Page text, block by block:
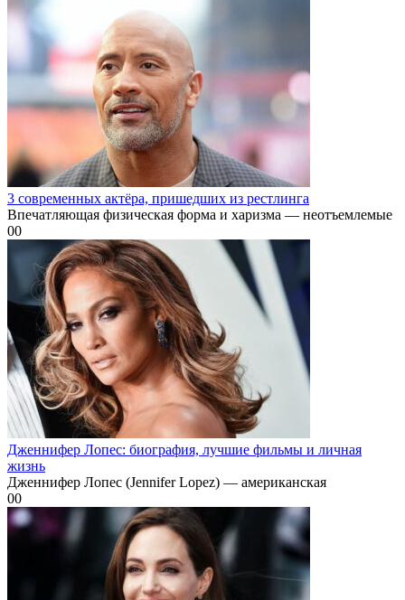
3 современных актёра, пришедших из рестлинга
Впечатляющая физическая форма и харизма — неотъемлемые
00
Дженнифер Лопес: биография, лучшие фильмы и личная
жизнь
Дженнифер Лопес (Jennifer Lopez) — американская
00